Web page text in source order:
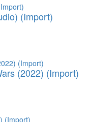
(Import)
(2022) (Import)